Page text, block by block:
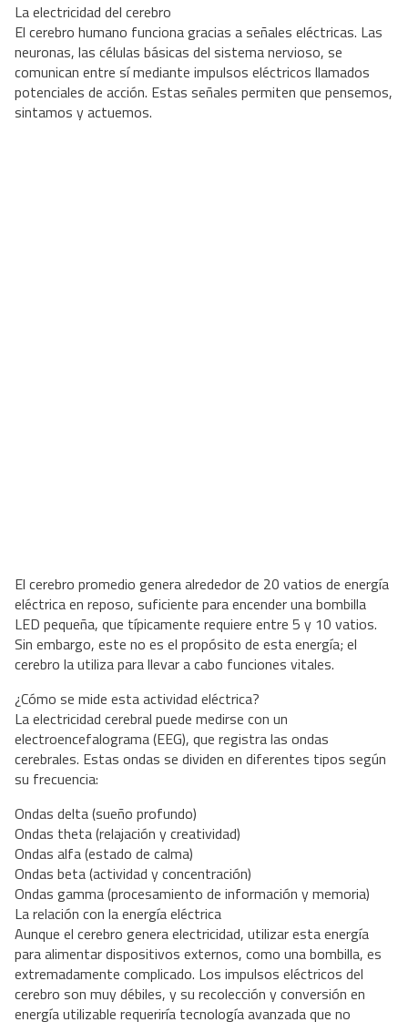
La electricidad del cerebro
El cerebro humano funciona gracias a señales eléctricas. Las
neuronas, las células básicas del sistema nervioso, se
comunican entre sí mediante impulsos eléctricos llamados
potenciales de acción. Estas señales permiten que pensemos,
sintamos y actuemos.
El cerebro promedio genera alrededor de 20 vatios de energía
eléctrica en reposo, suficiente para encender una bombilla
LED pequeña, que típicamente requiere entre 5 y 10 vatios.
Sin embargo, este no es el propósito de esta energía; el
cerebro la utiliza para llevar a cabo funciones vitales.
¿Cómo se mide esta actividad eléctrica?
La electricidad cerebral puede medirse con un
electroencefalograma (EEG), que registra las ondas
cerebrales. Estas ondas se dividen en diferentes tipos según
su frecuencia:
Ondas delta (sueño profundo)
Ondas theta (relajación y creatividad)
Ondas alfa (estado de calma)
Ondas beta (actividad y concentración)
Ondas gamma (procesamiento de información y memoria)
La relación con la energía eléctrica
Aunque el cerebro genera electricidad, utilizar esta energía
para alimentar dispositivos externos, como una bombilla, es
extremadamente complicado. Los impulsos eléctricos del
cerebro son muy débiles, y su recolección y conversión en
energía utilizable requeriría tecnología avanzada que no